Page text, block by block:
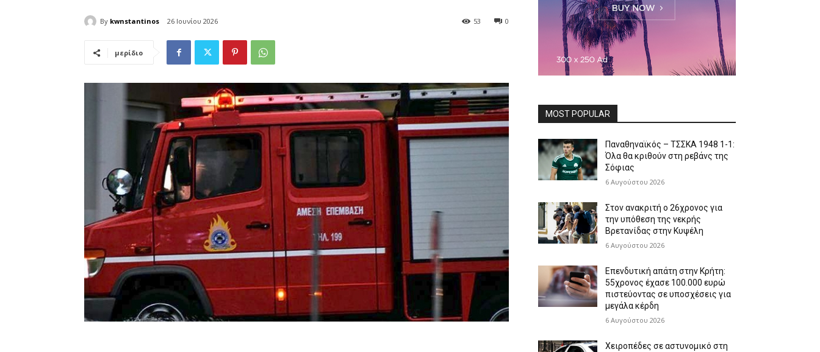
By kwnstantinos 26 Ιουνίου 2026 0
53
μερίδιο
MOST POPULAR
Παναθηναϊκός – ΤΣΣΚΑ 1948 1-1:
Όλα θα κριθούν στη ρεβάνς της
Σόφιας
6 Αυγούστου 2026
Στον ανακριτή ο 26χρονος για
την υπόθεση της νεκρής
Βρετανίδας στην Κυψέλη
6 Αυγούστου 2026
Επενδυτική απάτη στην Κρήτη:
55χρονος έχασε 100.000 ευρώ
πιστεύοντας σε υποσχέσεις για
μεγάλα κέρδη
6 Αυγούστου 2026
Χειροπέδες σε αστυνομικό στη